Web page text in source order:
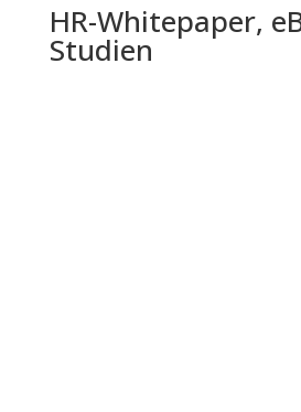
HR-Whitepaper,
Studien